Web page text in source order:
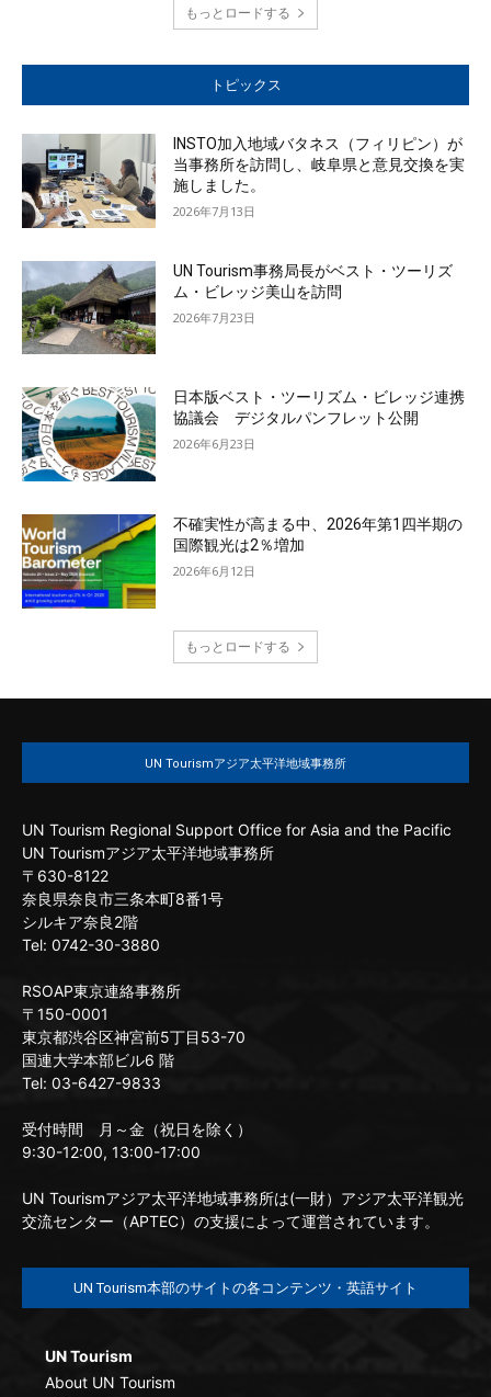
もっとロードする
トピックス
INSTO加入地域バタネス（フィリピン）が
当事務所を訪問し、岐阜県と意見交換を実
施しました。
2026年7月13日
UN Tourism事務局長がベスト・ツーリズ
ム・ビレッジ美山を訪問
2026年7月23日
日本版ベスト・ツーリズム・ビレッジ連携
協議会 デジタルパンフレット公開
2026年6月23日
不確実性が高まる中、2026年第1四半期の
国際観光は2％増加
2026年6月12日
もっとロードする
UN Tourismアジア太平洋地域事務所
UN Tourism Regional Support Office for Asia and the Pacific
UN Tourismアジア太平洋地域事務所
〒630-8122
奈良県奈良市三条本町8番1号
シルキア奈良2階
Tel: 0742-30-3880
RSOAP東京連絡事務所
〒150-0001
東京都渋谷区神宮前5丁目53-70
国連大学本部ビル6 階
Tel: 03-6427-9833
受付時間 月～金（祝日を除く）
9:30-12:00, 13:00-17:00
UN Tourismアジア太平洋地域事務所は(一財）アジア太平洋観光
交流センター（APTEC）の支援によって運営されています。
UN Tourism本部のサイトの各コンテンツ・英語サイト
UN Tourism
About UN Tourism